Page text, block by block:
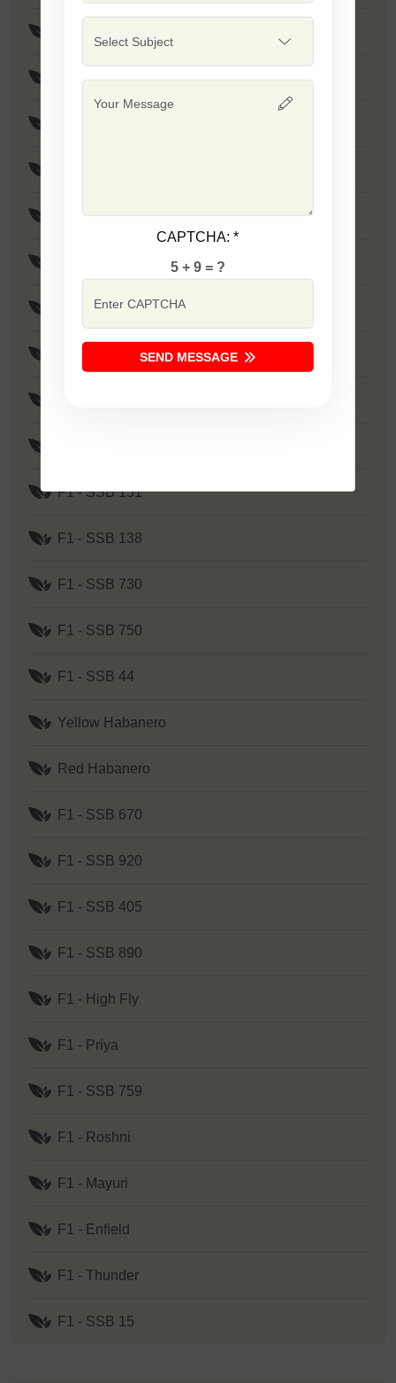
F1 - SSB 701
F1 - Laxmi
F1 - Dabang
F1 - SSB 151
F1 - SSB 138
F1 - SSB 730
F1 - SSB 750
F1 - SSB 44
Yellow Habanero
Red Habanero
F1 - SSB 670
F1 - SSB 920
F1 - SSB 405
F1 - SSB 890
F1 - High Fly
F1 - Priya
F1 - SSB 759
F1 - Roshni
F1 - Mayuri
F1 - Enﬁeld
F1 - Thunder
F1 - SSB 15
CAPTCHA:*
5 + 9 = ?
SEND MESSAGE